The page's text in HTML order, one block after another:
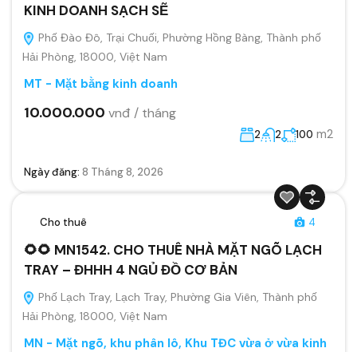
KINH DOANH SẠCH SẼ
Phố Đào Đô, Trại Chuối, Phường Hồng Bàng, Thành phố
Hải Phòng, 18000, Việt Nam
MT - Mặt bằng kinh doanh
10.000.000 vnđ / tháng
2 2 100 m2
Ngày đăng: 8 Tháng 8, 2026
Cho thuê 4
🌻🌻 MN1542. CHO THUÊ NHÀ MẶT NGÕ LẠCH
TRAY – ĐHHH 4 NGỦ ĐỒ CƠ BẢN
Phố Lạch Tray, Lạch Tray, Phường Gia Viên, Thành phố
Hải Phòng, 18000, Việt Nam
MN - Mặt ngõ, khu phân lô, Khu TĐC vừa ở vừa kinh